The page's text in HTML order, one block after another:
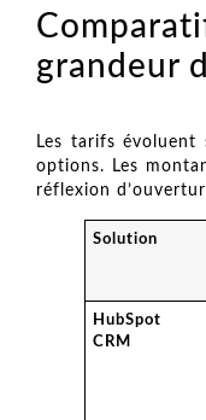
grandeur
Les tarifs
options. Les
réflexion
Solution
HubSpot
CRM